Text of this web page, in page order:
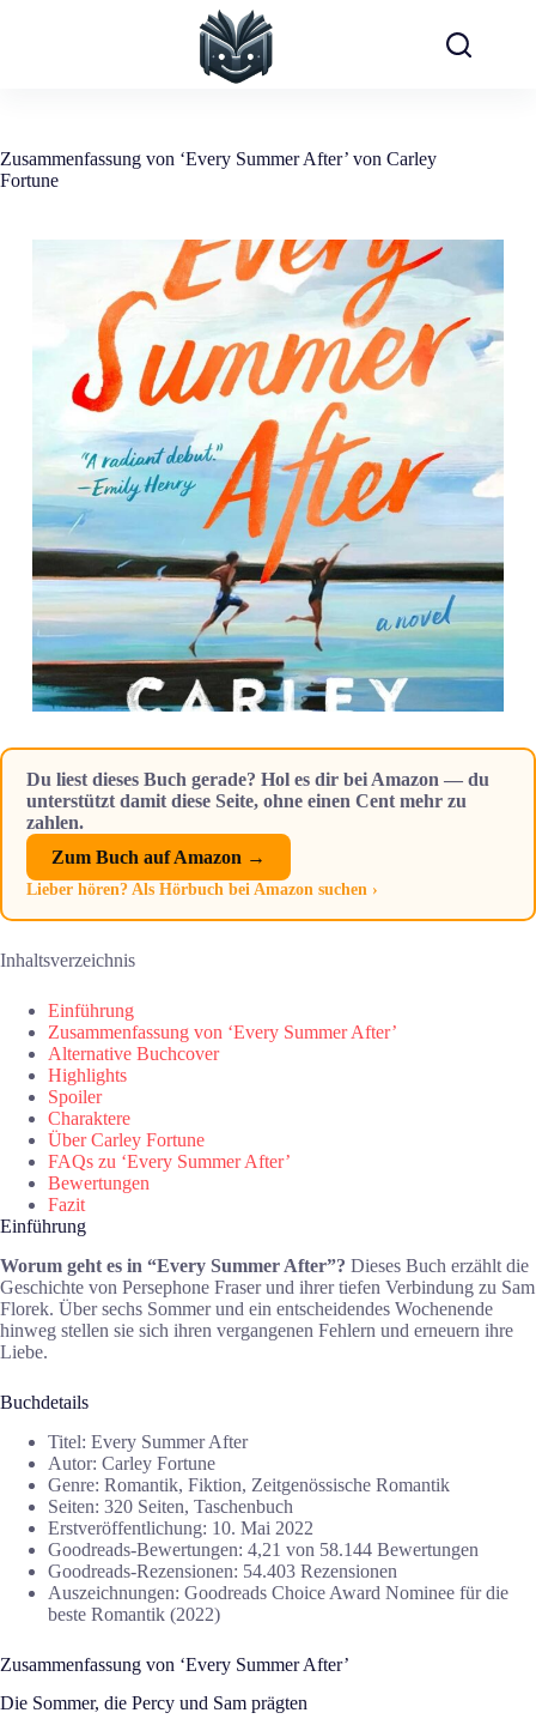
Zusammenfassung von ‘Every Summer After’ von Carley
Fortune
Du liest dieses Buch gerade? Hol es dir bei Amazon — du
unterstützt damit diese Seite, ohne einen Cent mehr zu
zahlen.
Zum Buch auf Amazon →
Lieber hören? Als Hörbuch bei Amazon suchen ›
Inhaltsverzeichnis
Einführung
Zusammenfassung von ‘Every Summer After’
Alternative Buchcover
Highlights
Spoiler
Charaktere
Über Carley Fortune
FAQs zu ‘Every Summer After’
Bewertungen
Fazit
Einführung
Worum geht es in “Every Summer After”? Dieses Buch erzählt die
Geschichte von Persephone Fraser und ihrer tiefen Verbindung zu Sam
Florek. Über sechs Sommer und ein entscheidendes Wochenende
hinweg stellen sie sich ihren vergangenen Fehlern und erneuern ihre
Liebe.
Buchdetails
Titel: Every Summer After
Autor: Carley Fortune
Genre: Romantik, Fiktion, Zeitgenössische Romantik
Seiten: 320 Seiten, Taschenbuch
Erstveröffentlichung: 10. Mai 2022
Goodreads-Bewertungen: 4,21 von 58.144 Bewertungen
Goodreads-Rezensionen: 54.403 Rezensionen
Auszeichnungen: Goodreads Choice Award Nominee für die
beste Romantik (2022)
Zusammenfassung von ‘Every Summer After’
Die Sommer, die Percy und Sam prägten